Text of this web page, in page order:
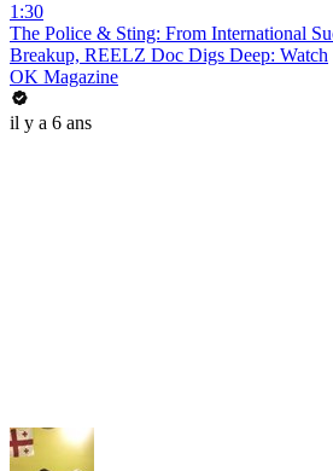
1:30
The Police & Sting: From International
Breakup, REELZ Doc Digs Deep: Watch
OK Magazine
il y a 6 ans